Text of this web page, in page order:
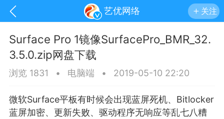
艺优网络 关注
Surface Pro 1镜像SurfacePro_BMR_32.
3.5.0.zip网盘下载
浏览 1831 • 电脑端 • 2019-05-10 22:20
微软Surface平板有时候会出现蓝屏死机、Bitlocker
蓝屏加密、更新失败、驱动程序无响应等乱七八糟